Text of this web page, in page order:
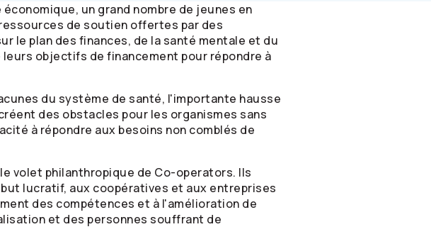
un grand nombre de jeunes en
de soutien offertes par des
le plan des finances, de la santé mentale et du
objectifs de financement pour répondre à
du système de santé, l'importante hausse
des obstacles pour les organismes sans
à répondre aux besoins non comblés de
volet philanthropique de Co-operators. Ils
lucratif, aux coopératives et aux entreprises
des compétences et à l'amélioration de
et des personnes souffrant de